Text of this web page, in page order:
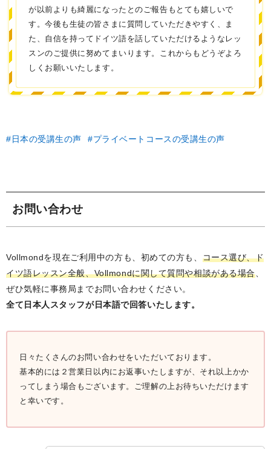
が以前よりも綺麗になったとのご報告もとても嬉しいで
す。今後も生徒の皆さまに質問していただきやすく、ま
た、自信を持ってドイツ語を話していただけるようなレッ
スンのご提供に努めてまいります。これからもどうぞよろ
しくお願いいたします。
日本の受講生の声 プライベートコースの受講生の声
お問い合わせ
Vollmondを現在ご利用中の方も、初めての方も、 コース選び、ド
イツ語レッスン全般、Vollmondに関して質問や相談がある場合、
ぜひ気軽に事務局までお問い合わせください。
全て日本人スタッフが日本語で回答いたします。
日々たくさんのお問い合わせをいただいております。
基本的には２営業日以内にお返事いたしますが、それ以上かか
ってしまう場合もございます。ご理解の上お待ちいただけます
と幸いです。